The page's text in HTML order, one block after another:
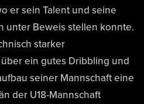
er sein Talent und seine
unter Beweis stellen konnte.
starker
ein gutes Dribbling und
seiner Mannschaft eine
der U18-Mannschaft